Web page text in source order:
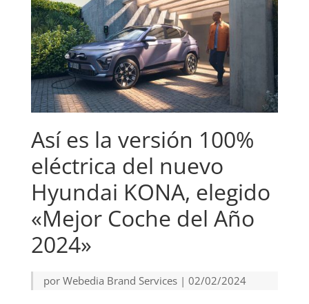
Así es la versión 100%
eléctrica del nuevo
Hyundai KONA, elegido
«Mejor Coche del Año
2024»
por Webedia Brand Services| 02/02/2024